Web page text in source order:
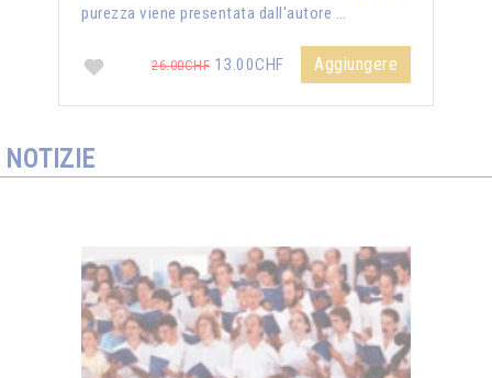
purezza viene presentata dall'autore …
26.00CHF 13.00CHF Aggiungere
NOTIZIE